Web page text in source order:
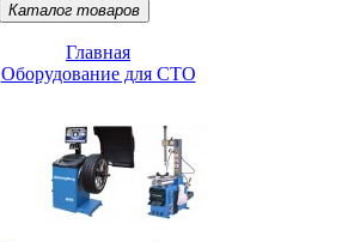
Каталог товаров
Главная
Oбopудoвaниe для CTO